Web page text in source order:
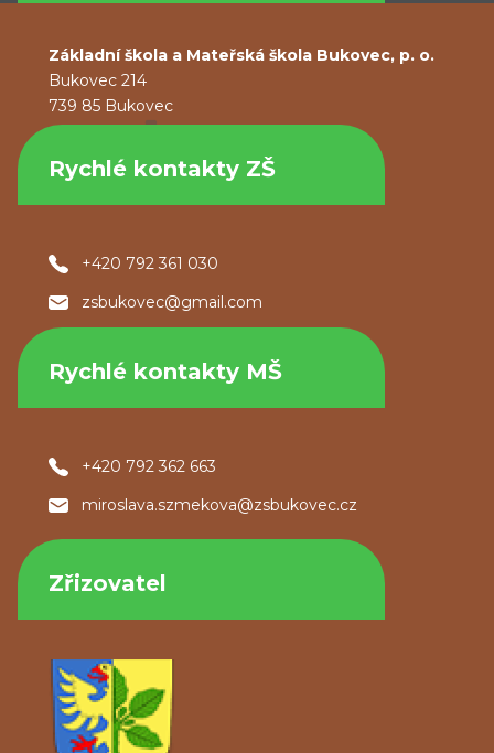
Základní škola a Mateřská škola Bukovec, p. o.
Bukovec 214
739 85 Bukovec
Rychlé kontakty ZŠ
+420 792 361 030
zsbukovec@gmail.com
Rychlé kontakty MŠ
+420 792 362 663
miroslava.szmekova@zsbukovec.cz
Zřizovatel